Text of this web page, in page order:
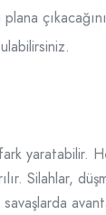
yaratabilir.
Silahlar,